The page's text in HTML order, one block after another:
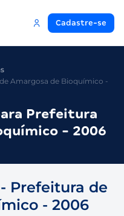
Cadastre-se
Amargosa de Bioquímico -
Prefeitura
- 2006
Prefeitura de
- 2006